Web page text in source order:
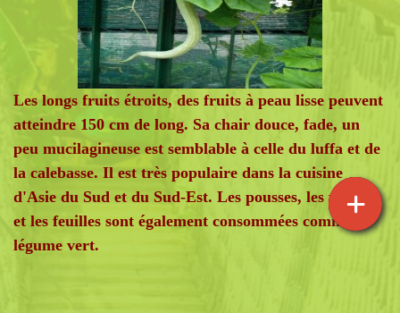
Les longs fruits étroits, des fruits à peau lisse peuvent
atteindre 150 cm de long. Sa chair douce, fade, un
peu mucilagineuse est semblable à celle du luffa et de
la calebasse. Il est très populaire dans la cuisine
d'Asie du Sud et du Sud-Est. Les pousses, les vrilles
et les feuilles sont également consommées comme
légume vert.